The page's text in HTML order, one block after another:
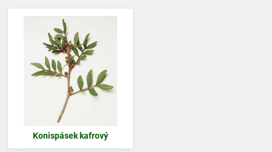
Konispásek kafrový